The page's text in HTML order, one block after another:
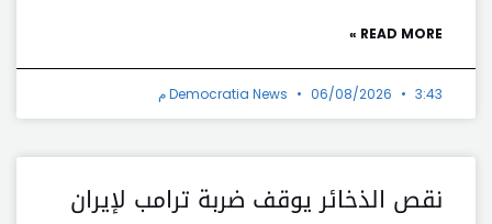
READ MORE »
Democratia News 06/08/2026 3:43 م
نقص الذخائر يوقف ضربة ترامب لإيران